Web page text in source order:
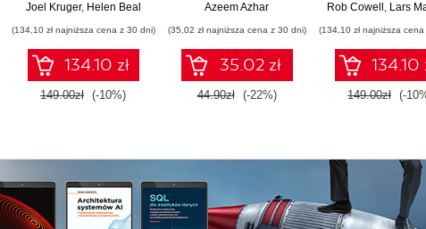
to accelerate
and ensure quality
software deployment
Joel Kruger, Helen Beal
(134,10 zł najniższa cena z 30 dni)
134.10 zł
149.00zł (-10%)
co możemy z tym
Azeem Azhar
(35,02 zł najniższa cena z 30 dni)
35.02 zł
44.90zł (-22%)
optimize the
projects
Rob Cowell , Lars
(134,10 zł najniższa
134.10
149.00zł (-